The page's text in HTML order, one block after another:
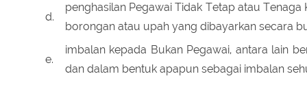
d.
penghasilan Pegawai Tidak Tetap atau
borongan atau upah yang dibayarkan secara
e.
imbalan kepada Bukan Pegawai, antara lain
dan dalam bentuk apapun sebagai imbalan